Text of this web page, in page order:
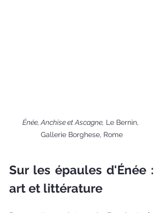
Énée, Anchise et Ascagne, Le Bernin,
Gallerie Borghese, Rome
Sur les épaules d'Énée :
art et littérature